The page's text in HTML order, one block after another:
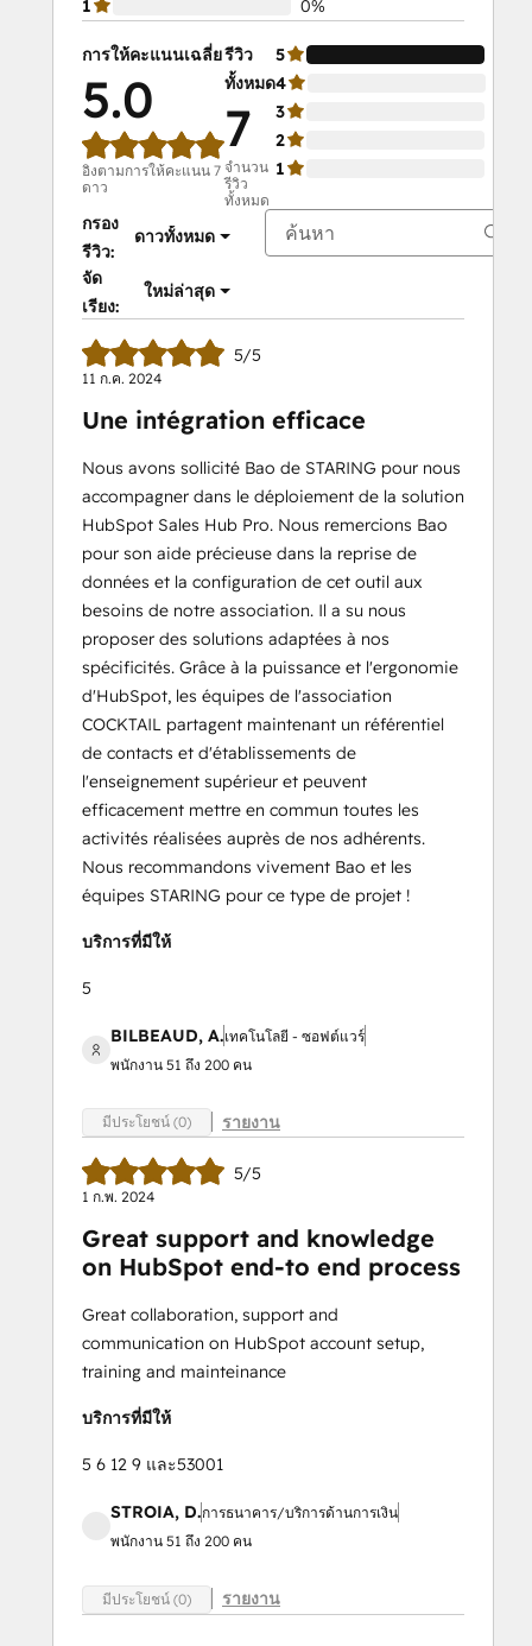
1 0%
การให้คะแนนเฉลี่ย
5.0
อิงตามการให้คะแนน 7
ดาว
รีวิว
ทั้งหมด
7
จำนวน
รีวิว
ทั้งหมด
5
4
3
2
1
กรอง
รีวิว:
ดาวทั้งหมด
จัด
เรียง:
ใหม่ล่าสุด
5/5
11 ก.ค. 2024
Une intégration efficace
Nous avons sollicité Bao de STARING pour nous
accompagner dans le déploiement de la solution
HubSpot Sales Hub Pro. Nous remercions Bao
pour son aide précieuse dans la reprise de
données et la configuration de cet outil aux
besoins de notre association. Il a su nous
proposer des solutions adaptées à nos
spécificités. Grâce à la puissance et l'ergonomie
d'HubSpot, les équipes de l'association
COCKTAIL partagent maintenant un référentiel
de contacts et d'établissements de
l'enseignement supérieur et peuvent
efficacement mettre en commun toutes les
activités réalisées auprès de nos adhérents.
Nous recommandons vivement Bao et les
équipes STARING pour ce type de projet !
บริการที่มีให้
5
BILBEAUD, A.เทคโนโลยี - ซอฟต์แวร์
พนักงาน 51 ถึง 200 คน
มีประโยชน์ (0) รายงาน
5/5
1 ก.พ. 2024
Great support and knowledge
on HubSpot end-to end process
Great collaboration, support and
communication on HubSpot account setup,
training and mainteinance
บริการที่มีให้
5 6 12 9 และ53001
STROIA, D.การธนาคาร/บริการด้านการเงิน
พนักงาน 51 ถึง 200 คน
มีประโยชน์ (0) รายงาน